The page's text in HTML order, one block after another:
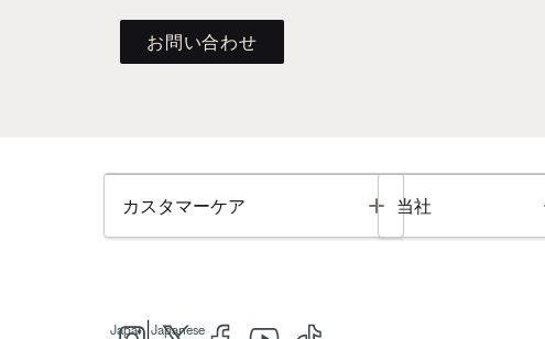
お問い合わせ
カスタマーケア Toggle
当社
Japan Japanese